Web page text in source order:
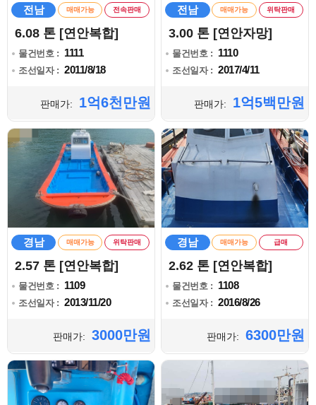
전남 매매가능 전속판매
6.08 톤 [연안복합]
물건번호 : 1111
조선일자 : 2011/8/18
판매가: 1억6천만원
전남 매매가능 위탁판매
3.00 톤 [연안자망]
물건번호 : 1110
조선일자 : 2017/4/11
판매가: 1억5백만원
경남 매매가능 위탁판매
2.57 톤 [연안복합]
물건번호 : 1109
조선일자 : 2013/11/20
판매가: 3000만원
경남 매매가능 급매
2.62 톤 [연안복합]
물건번호 : 1108
조선일자 : 2016/8/26
판매가: 6300만원